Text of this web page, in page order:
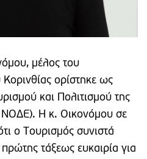
μέλος του
Κορινθίας ορίστηκε ως
και Πολιτισμού της
Η κ. Οικονόμου σε
ο Τουρισμός συνιστά
τάξεως ευκαιρία για